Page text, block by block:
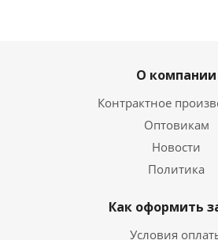
О компании
Контрактное
Оптовикам
Новости
Политика
Как оформить
Условия